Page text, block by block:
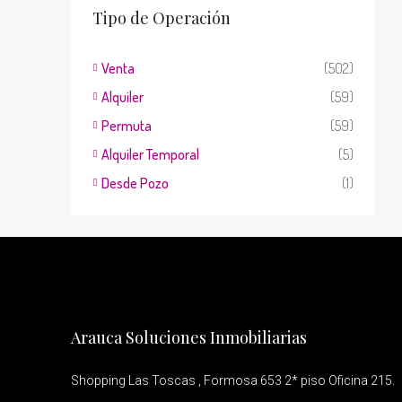
Tipo de Operación
Venta
(502)
Alquiler
(59)
Permuta
(59)
Alquiler Temporal
(5)
Desde Pozo
(1)
Arauca Soluciones Inmobiliarias
Shopping Las Toscas , Formosa 653 2* piso Oficina 215.